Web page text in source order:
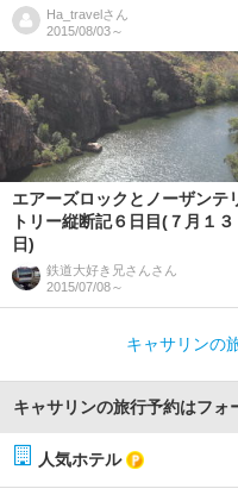
Ha_travelさん
2015/08/03～
エアーズロックとノーザンテ
トリー縦断記６日目(７月１３
日)
鉄道大好き兄さん さん
2015/07/08～
キャサリンの
キャサリンの旅行予約はフォ
人気ホテル